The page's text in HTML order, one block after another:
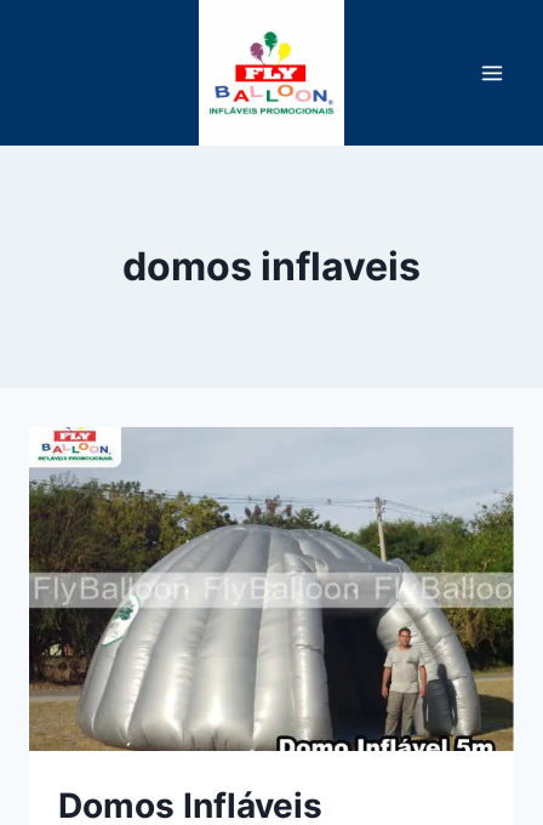
domos inflaveis
Domos Infláveis